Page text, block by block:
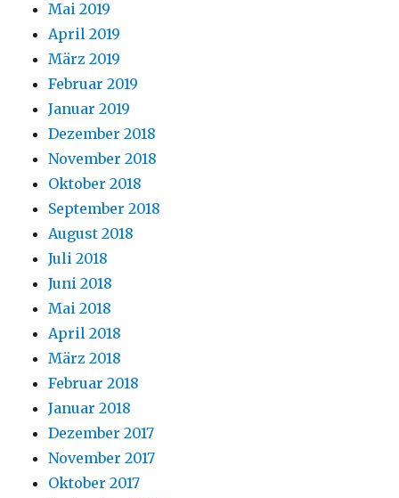
Mai 2019
April 2019
März 2019
Februar 2019
Januar 2019
Dezember 2018
November 2018
Oktober 2018
September 2018
August 2018
Juli 2018
Juni 2018
Mai 2018
April 2018
März 2018
Februar 2018
Januar 2018
Dezember 2017
November 2017
Oktober 2017